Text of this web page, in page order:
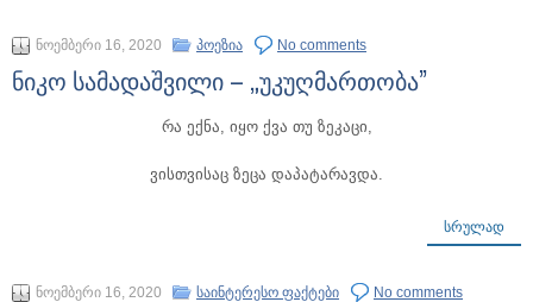
ნოემბერი 16, 2020 პოეზია No comments
ნიკო სამადაშვილი – „უკუღმართობა”
რა ექნა, იყო ქვა თუ ზეკაცი,
ვისთვისაც ზეცა დაპატარავდა.
ᲡᲠᲣᲚᲐᲓ
ნოემბერი 16, 2020 საინტერესო ფაქტები No comments